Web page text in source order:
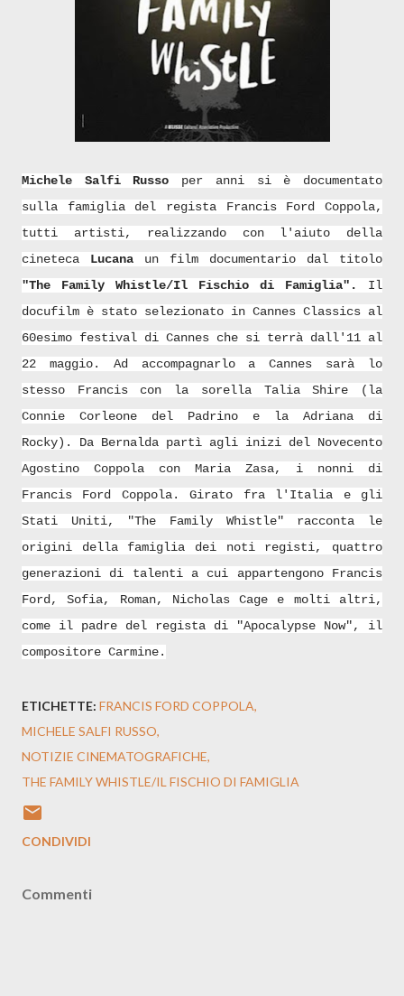
Michele Salfi Russo per anni si è documentato
sulla famiglia del regista Francis Ford Coppola,
tutti artisti, realizzando con l'aiuto della
cineteca Lucana un film documentario dal titolo
"The Family Whistle/Il Fischio di Famiglia". Il
docufilm è stato selezionato in Cannes Classics al
60esimo festival di Cannes che si terrà dall'11 al
22 maggio.
Ad accompagnarlo a Cannes sarà lo
stesso Francis con la sorella Talia Shire (la
Connie Corleone del Padrino e la Adriana di
Rocky). Da Bernalda partì agli inizi del Novecento
Agostino Coppola con Maria Zasa, i nonni di
Francis Ford Coppola.Girato fra l'Italia e gli
Stati Uniti, "The Family Whistle" racconta le
origini della famiglia dei noti registi, quattro
generazioni di talenti a cui appartengono Francis
Ford, Sofia, Roman, Nicholas Cage e molti altri,
come il padre del regista di "Apocalypse Now", il
compositore Carmine.
ETICHETTE: FRANCIS FORD COPPOLA
MICHELE SALFI RUSSO
NOTIZIE CINEMATOGRAFICHE
THE FAMILY WHISTLE/IL FISCHIO DI FAMIGLIA
CONDIVIDI
Commenti